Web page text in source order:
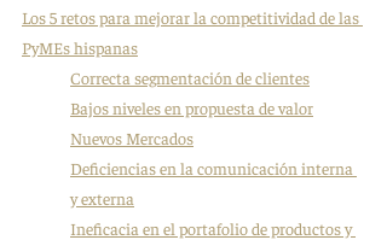
Los 5 retos para mejorar la competitividad de las
PyMEs hispanas
Correcta segmentación de clientes
Bajos niveles en propuesta de valor
Nuevos Mercados
Deficiencias en la comunicación interna
y externa
Ineficacia en el portafolio de productos y